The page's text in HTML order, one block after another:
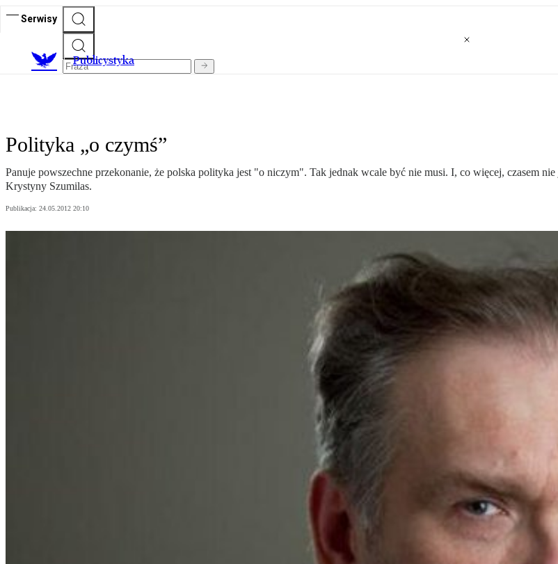
Serwisy
Publicystyka
Polityka „o czymś”
Panuje powszechne przekonanie, że polska polityka jest "o niczym". Tak jednak wcale być nie musi. I, co więcej, czasem
Krystyny Szumilas.
Publikacja: 24.05.2012 20:10